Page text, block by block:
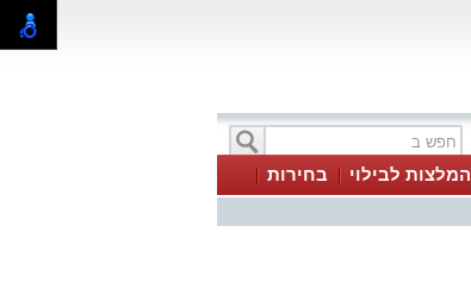
המלצות לבילוי
בחירות